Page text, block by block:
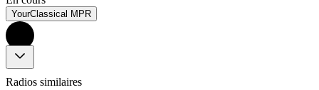
YourClassical MPR
Radios similaires